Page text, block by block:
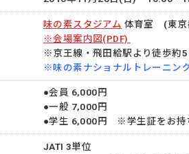
味の素スタジアム 体育室 (東京
※会場案内図(PDF)
※京王線・飛田給駅より徒歩約5
※味の素ナショナルトレーニン
●会員 6,000円
●一般 7,000円
●学生 6,000円 ※学生証をお持
JATI 3単位